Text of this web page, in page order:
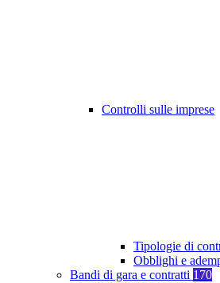
Controlli sulle imprese
Tipologie di
Obblighi e
Bandi di gara e contratti 170